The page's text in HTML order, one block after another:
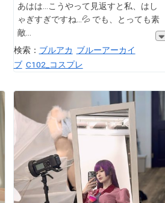
あはは...こうやって見返すと私、はし
ゃぎすぎですね...💦 でも、とっても素
敵
検索： ブルアカ ブルーアーカイ
ブ C102_コスプレ